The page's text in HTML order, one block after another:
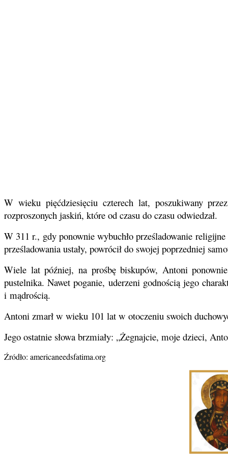
W wieku pięćdziesięciu czterech lat, poszukiwany
rozproszonych jaskiń, które od czasu do czasu odwiedzał.
W 311 r., gdy ponownie wybuchło prześladowanie
prześladowania ustały, powrócił do swojej poprzedniej
Wiele lat później, na prośbę biskupów, Antoni
pustelnika. Nawet poganie, uderzeni godnością jego
i mądrością.
Antoni zmarł w wieku 101 lat w otoczeniu swoich
Jego ostatnie słowa brzmiały: „Żegnajcie, moje dzieci,
Źródło: americaneedsfatima.org